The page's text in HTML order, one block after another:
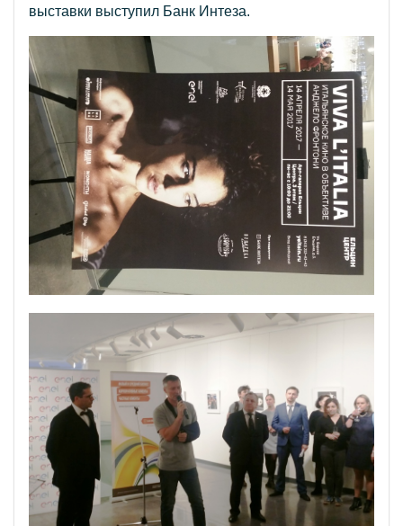
выставки выступил Банк Интеза.